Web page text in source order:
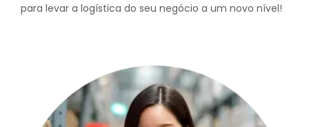
para levar a logística do seu negócio a um novo nível!